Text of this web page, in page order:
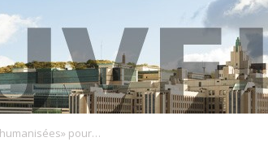
Des souris «humanisées» pour des traitements personnalisés